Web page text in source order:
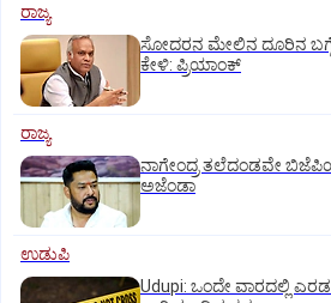
ರಾಜ್ಯ
ಸೋದರನ ಮೇಲಿನ ದೂರಿನ
ಕೇಳಿ: ಪ್ರಿಯಾಂಕ್‌
ರಾಜ್ಯ
ನಾಗೇಂದ್ರ ತಲೆದಂಡವೇ
ಅಜೆಂಡಾ
ಉಡುಪಿ
Udupi: ಒಂದೇ ವಾರದಲ್ಲಿ